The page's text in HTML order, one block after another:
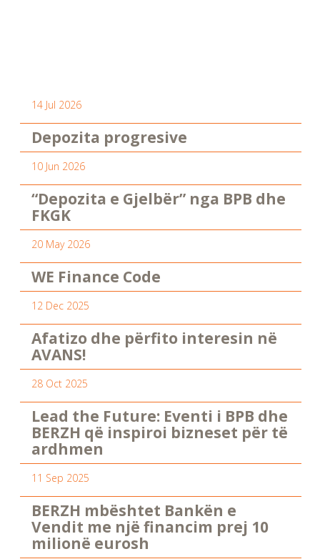
14 Jul 2026
Depozita progresive
10 Jun 2026
“Depozita e Gjelbër” nga BPB dhe
FKGK
20 May 2026
WE Finance Code
12 Dec 2025
Afatizo dhe përfito interesin në
AVANS!
28 Oct 2025
Lead the Future: Eventi i BPB dhe
BERZH që inspiroi bizneset për të
ardhmen
11 Sep 2025
BERZH mbështet Bankën e
Vendit me një financim prej 10
milionë eurosh